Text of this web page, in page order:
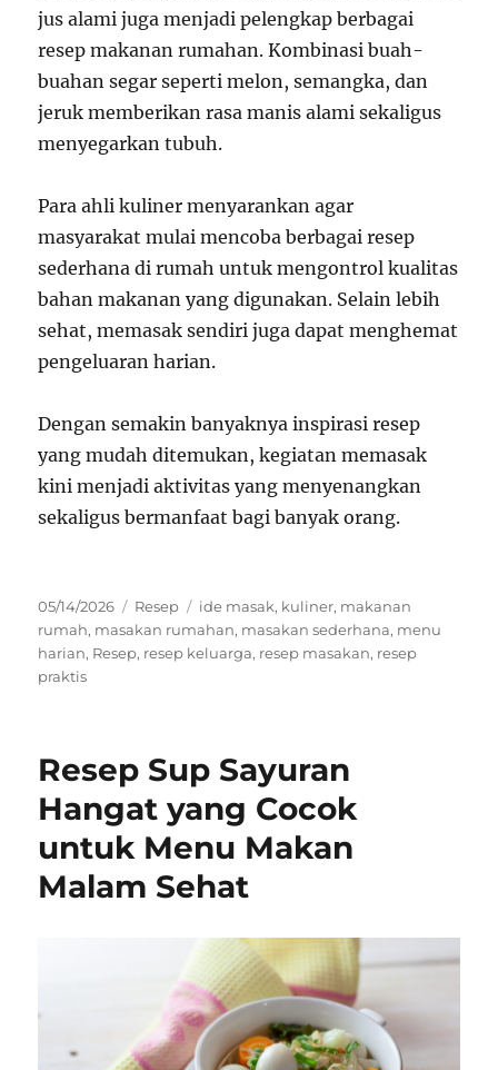
jus alami juga menjadi pelengkap berbagai
resep makanan rumahan. Kombinasi buah-
buahan segar seperti melon, semangka, dan
jeruk memberikan rasa manis alami sekaligus
menyegarkan tubuh.
Para ahli kuliner menyarankan agar
masyarakat mulai mencoba berbagai resep
sederhana di rumah untuk mengontrol kualitas
bahan makanan yang digunakan. Selain lebih
sehat, memasak sendiri juga dapat menghemat
pengeluaran harian.
Dengan semakin banyaknya inspirasi resep
yang mudah ditemukan, kegiatan memasak
kini menjadi aktivitas yang menyenangkan
sekaligus bermanfaat bagi banyak orang.
Posted
on
05/14/2026 Categories
Resep Tags
ide masak, kuliner, makanan
rumah, masakan rumahan, masakan sederhana, menu
harian, Resep, resep keluarga, resep masakan, resep
praktis
Resep Sup Sayuran
Hangat yang Cocok
untuk Menu Makan
Malam Sehat